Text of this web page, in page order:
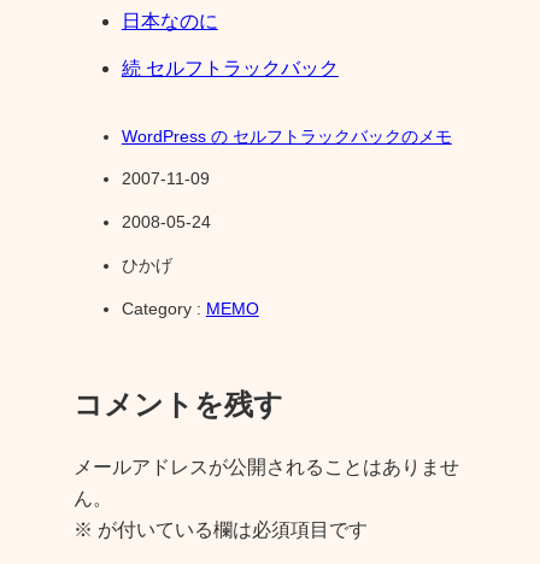
日本なのに
続 セルフトラックバック
WordPress の セルフトラックバックのメモ
2007-11-09
2008-05-24
ひかげ
Category : MEMO
コメントを残す
メールアドレスが公開されることはありませ
ん。
※ が付いている欄は必須項目です